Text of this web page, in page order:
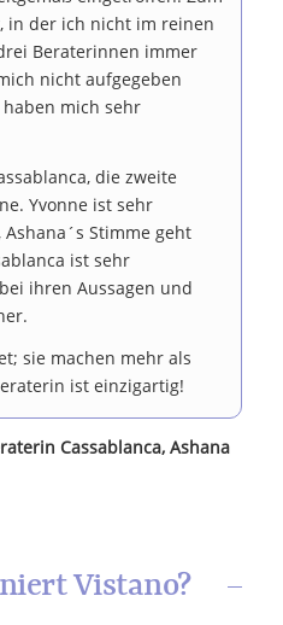
in der ich nicht im reinen
Beraterinnen immer
nicht aufgegeben
mich sehr
die zweite
Yvonne ist sehr
Stimme geht
ist sehr
ihren Aussagen und
sie machen mehr als
ist einzigartig!
Cassablanca, Ashana
Vistano?